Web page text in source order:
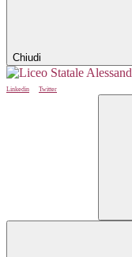
Chiudi
Linkedin
Twitter